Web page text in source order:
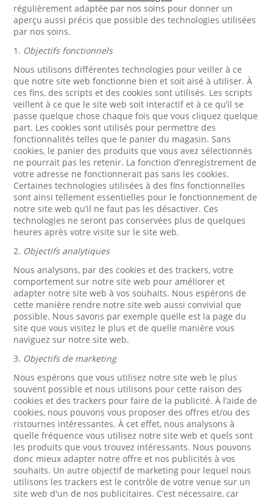
régulièrement adaptée par nos soins pour donner un
aperçu aussi précis que possible des technologies utilisées
par nos soins.
1. Objectifs fonctionnels
Nous utilisons différentes technologies pour veiller à ce
que notre site web fonctionne bien et soit aisé à utiliser. À
ces fins, des scripts et des cookies sont utilisés. Les scripts
veillent à ce que le site web soit interactif et à ce qu’il se
passe quelque chose chaque fois que vous cliquez quelque
part. Les cookies sont utilisés pour permettre des
fonctionnalités telles que le panier du magasin. Sans
cookies, le panier des produits que vous avez sélectionnés
ne pourrait pas les retenir. La fonction d’enregistrement de
votre adresse ne fonctionnerait pas sans les cookies.
Certaines technologies utilisées à des fins fonctionnelles
sont ainsi tellement essentielles pour le fonctionnement de
notre site web qu’il ne faut pas les désactiver. Ces
technologies ne seront pas conservées plus de quelques
heures après votre visite sur le site web.
2. Objectifs analytiques
Nous analysons, par des cookies et des trackers, votre
comportement sur notre site web pour améliorer et
adapter notre site web à vos souhaits. Nous espérons de
cette manière rendre notre site web aussi convivial que
possible. Nous savons par exemple quelle est la page du
site que vous visitez le plus et de quelle manière vous
naviguez sur notre site web.
3. Objectifs de marketing
Nous espérons que vous utilisez notre site web le plus
souvent possible et nous utilisons pour cette raison des
cookies et des trackers pour faire de la publicité. À l’aide de
cookies, nous pouvons vous proposer des offres et/ou des
ristournes intéressantes. À cet effet, nous analysons à
quelle fréquence vous utilisez notre site web et quels sont
les produits que vous trouvez intéressants. Nous pouvons
donc mieux adapter notre offre et nos publicités à vos
souhaits. Un autre objectif de marketing pour lequel nous
utilisons les trackers est le contrôle de votre venue sur un
site web d'un de nos publicitaires. C’est nécessaire, car